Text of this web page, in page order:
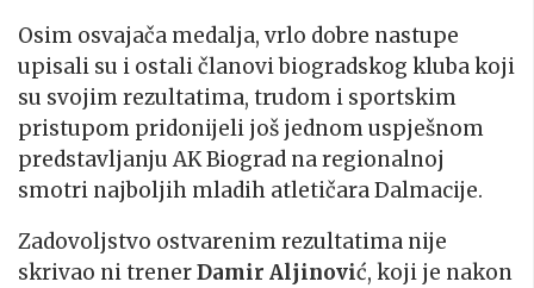
Osim osvajača medalja, vrlo dobre nastupe
upisali su i ostali članovi biogradskog kluba koji
su svojim rezultatima, trudom i sportskim
pristupom pridonijeli još jednom uspješnom
predstavljanju AK Biograd na regionalnoj
smotri najboljih mladih atletičara Dalmacije.
Zadovoljstvo ostvarenim rezultatima nije
skrivao ni trenerDamir Aljinović, koji je nakon